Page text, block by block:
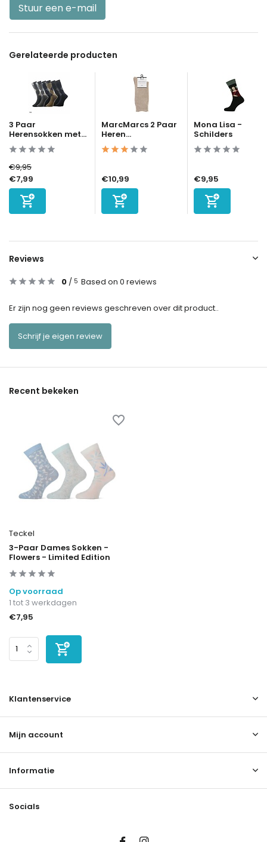
Stuur een e-mail
Gerelateerde producten
3 Paar
Herensokken met...
€9,95
€7,99
MarcMarcs 2 Paar
Heren...
€10,99
Mona Lisa -
Schilders
€9,95
Reviews
0 / 5 Based on 0 reviews
Er zijn nog geen reviews geschreven over dit product..
Schrijf je eigen review
Recent bekeken
Teckel
3-Paar Dames Sokken -
Flowers - Limited Edition
Op voorraad
1 tot 3 werkdagen
€7,95
Klantenservice
Mijn account
Informatie
Socials